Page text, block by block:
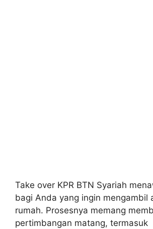
Take over KPR BTN Syariah
bagi Anda yang ingin mengambil
rumah. Prosesnya memang
pertimbangan matang, termasuk